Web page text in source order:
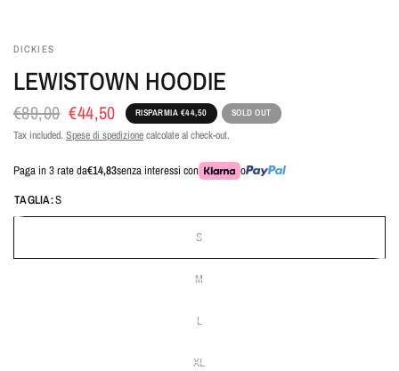
DICKIES
LEWISTOWN HOODIE
€89,00 €44,50 RISPARMIA €44,50 SOLD OUT
Tax included. Spese di spedizionecalcolate al check-out.
Paga in 3 rate da€14,83senza interessi con
o
TAGLIA:S
S
M
L
XL